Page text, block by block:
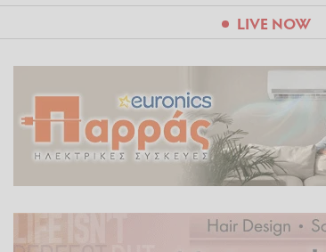
LIVE NOW